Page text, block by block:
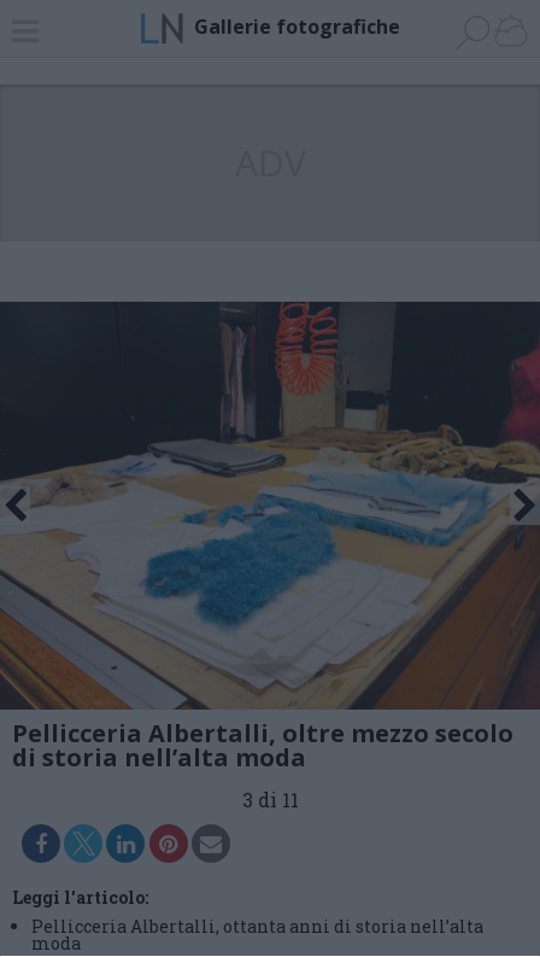
Gallerie fotografiche
Pellicceria Albertalli, oltre mezzo secolo
di storia nell’alta moda
3 di 11
Leggi l'articolo:
Pellicceria Albertalli, ottanta anni di storia nell’alta
moda